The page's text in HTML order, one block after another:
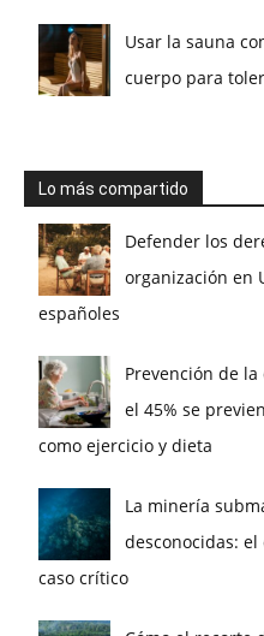
Usar la sauna
cuerpo para
Lo más compartido
Defender los
organización en
españoles
Prevención de
el 45% se
como ejercicio y dieta
La minería
desconocidas:
caso crítico